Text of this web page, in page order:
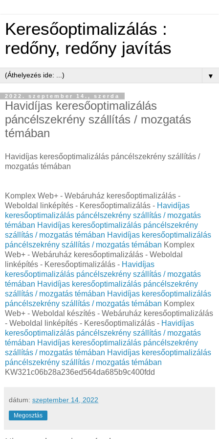
Keresőoptimalizálás :
redőny, redőny javítás
▼
2022. szeptember 14., szerda
Havidíjas keresőoptimalizálás
páncélszekrény szállítás / mozgatás
témában
Havidíjas keresőoptimalizálás páncélszekrény szállítás /
mozgatás témában
Komplex Web+ - Webáruház keresőoptimalizálás -
Weboldal linképítés - Keresőoptimalizálás - Havidíjas
keresőoptimalizálás páncélszekrény szállítás / mozgatás
témában Havidíjas keresőoptimalizálás páncélszekrény
szállítás / mozgatás témában Havidíjas keresőoptimalizálás
páncélszekrény szállítás / mozgatás témában Komplex
Web+ - Webáruház keresőoptimalizálás - Weboldal
linképítés - Keresőoptimalizálás - Havidíjas
keresőoptimalizálás páncélszekrény szállítás / mozgatás
témában Havidíjas keresőoptimalizálás páncélszekrény
szállítás / mozgatás témában Havidíjas keresőoptimalizálás
páncélszekrény szállítás / mozgatás témában Komplex
Web+ - Weboldal készítés - Webáruház keresőoptimalizálás
- Weboldal linképítés - Keresőoptimalizálás - Havidíjas
keresőoptimalizálás páncélszekrény szállítás / mozgatás
témában Havidíjas keresőoptimalizálás páncélszekrény
szállítás / mozgatás témában Havidíjas keresőoptimalizálás
páncélszekrény szállítás / mozgatás témában
KW321c06b28a236ed564da685b9c400fdd
dátum: szeptember 14, 2022
Megosztás